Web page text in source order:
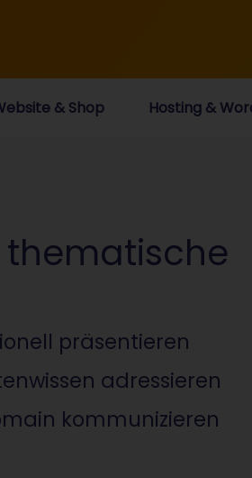
& Shop Hosting &
präsentieren
adressieren
kommunizieren